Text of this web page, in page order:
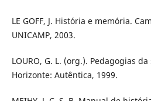
LE GOFF, J. História e memória.
UNICAMP, 2003.
LOURO, G. L. (org.). Pedagogias
Horizonte: Autêntica, 1999.